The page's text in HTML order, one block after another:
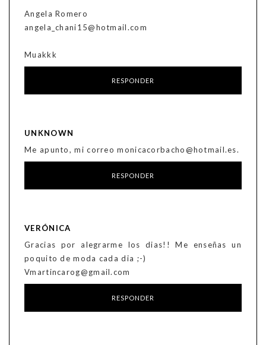
Angela Romero
angela_chani15@hotmail.com
Muakkk
RESPONDER
UNKNOWN
Me apunto, mi correo monicacorbacho@hotmail.es.
RESPONDER
VERÓNICA
Gracias por alegrarme los dias!! Me enseñas un
poquito de moda cada dia ;-)
Vmartincarog@gmail.com
RESPONDER